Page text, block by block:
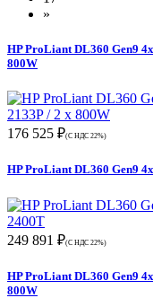
»
HP ProLiant DL360 Gen9
800W
176 525 ₽(С НДС 22%)
HP ProLiant DL360 Gen9
249 891 ₽(С НДС 22%)
HP ProLiant DL360 Gen9
800W